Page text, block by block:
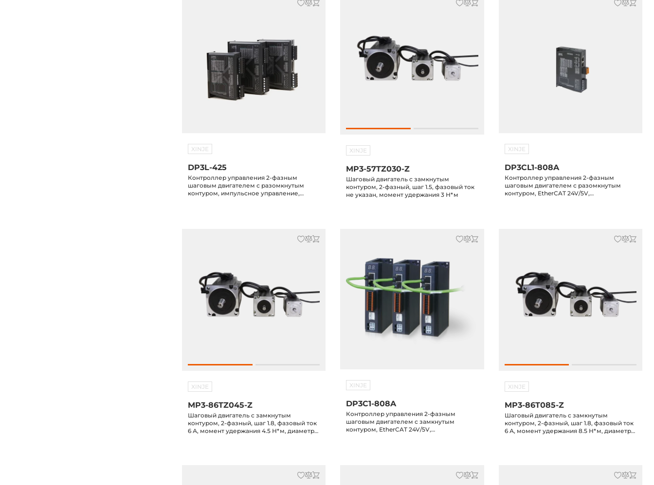
XINJE
DP3L-425
Контроллер управления 2-фазным
шаговым двигателем с разомкнутым
контуром, импульсное управление,
XINJE
MP3-57TZ030-Z
Шаговый двигатель с замкнутым
контуром, 2-фазный, шаг 1.5, фазовый ток
не указан, момент удержания 3 Н*м
XINJE
DP3CL1-808A
Контроллер управления 2-фазным
шаговым двигателем с разомкнутым
контуром, EtherCAT 24V/5V,
XINJE
MP3-86TZ045-Z
Шаговый двигатель с замкнутым
контуром, 2-фазный, шаг 1.8, фазовый ток
6 А, момент удержания 4.5 Н*м, диаметр
XINJE
DP3C1-808A
Контроллер управления 2-фазным
шаговым двигателем с замкнутым
контуром, EtherCAT 24V/5V,
XINJE
MP3-86T085-Z
Шаговый двигатель с замкнутым
контуром, 2-фазный, шаг 1.8, фазовый ток
6 А, момент удержания 8.5 Н*м, диаметр